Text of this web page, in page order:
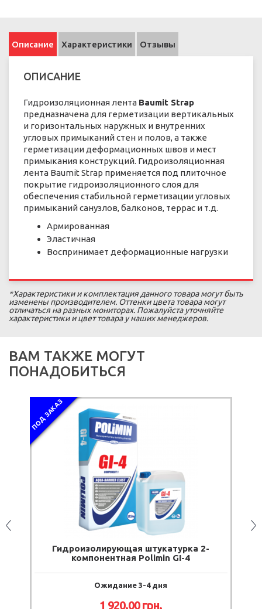
Описание Характеристики Отзывы
ОПИСАНИЕ
Гидроизоляционная лента Baumit Strap
предназначена для герметизации вертикальных
и горизонтальных наружных и внутренних
угловых примыканий стен и полов, а также
герметизации деформационных швов и мест
примыкания конструкций. Гидроизоляционная
лента Baumit Strap применяется под плиточное
покрытие гидроизоляционного слоя для
обеспечения стабильной герметизации угловых
примыканий санузлов, балконов, террас и т.д.
Армированная
Эластичная
Воспринимает деформационные нагрузки
*Характеристики и комплектация данного товара могут быть
изменены производителем. Оттенки цвета товара могут
отличаться на разных мониторах. Пожалуйста уточняйте
характеристики и цвет товара у наших менеджеров.
ВАМ ТАКЖЕ МОГУТ
ПОНАДОБИТЬСЯ
ПОД ЗАКАЗ
Гидроизолирующая штукатурка 2-
компонентная Polimin GI-4
Ожидание 3-4 дня
1 920.00грн.